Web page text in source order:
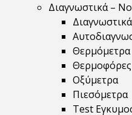
Διαγνωστικά –
Θερμόμετρα
Θερμοφόρες
Οξύμετρα
Πιεσόμετρα
Test